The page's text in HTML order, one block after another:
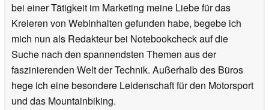
bei einer Tätigkeit im Marketing meine Liebe für das
Kreieren von Webinhalten gefunden habe, begebe ich
mich nun als Redakteur bei Notebookcheck auf die
Suche nach den spannendsten Themen aus der
faszinierenden Welt der Technik. Außerhalb des Büros
hege ich eine besondere Leidenschaft für den Motorsport
und das Mountainbiking.